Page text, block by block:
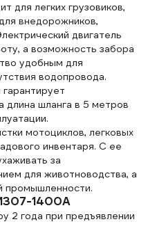
для легких грузовиков,
внедорожников,
двигатель
а возможность забора
удобным для
водопровода.
длина шланга в 5 метров
мотоциклов, легковых
инвентаря. С ее
за
для животноводства, а
промышленности.
1400A
2 года при предъявлении